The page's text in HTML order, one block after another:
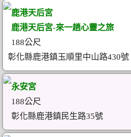
鹿港天后宮
鹿港天后宮-來一趟心靈之旅
188公尺
彰化縣鹿港鎮玉順里中山路430號
永安宮
188公尺
彰化縣鹿港鎮民生路35號